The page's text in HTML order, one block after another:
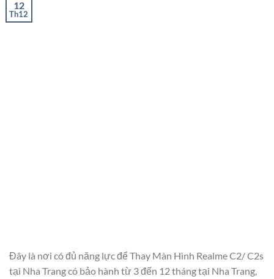
12
Th12
Đây là nơi có đủ năng lực để Thay Màn Hình Realme C2/ C2s
tại Nha Trang có bảo hành từ 3 đến 12 tháng tại Nha Trang,